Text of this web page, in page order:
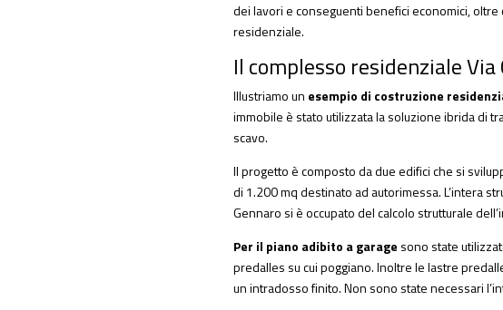
dei lavori e conseguenti benefici economici,
residenziale.
Il complesso residenziale Via
Illustriamo un esempio di costruzione
immobile è stato utilizzata la soluzione ibrida di
scavo.
Il progetto è composto da due edifici che si
di 1.200 mq destinato ad autorimessa. L’intera
Gennaro si è occupato del calcolo strutturale
Per il piano adibito a garage sono state
predalles su cui poggiano. Inoltre le lastre
un intradosso finito. Non sono state necessari